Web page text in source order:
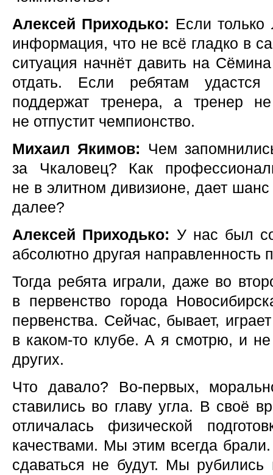
Алексей Приходько: Если только
информация, что не всё гладко в
ситуация начнёт давить на
отдать. Если ребятам
поддержат тренера, а тренер
не отпустит чемпионство.
Михаил Якимов: Чем
за Чкаловец? Как
не в элитном дивизионе, дает шанс
далее?
Алексей Приходько: У нас был
абсолютно другая направленность
Тогда ребята играли, даже во
в первенство города
первенства. Сейчас, бывает,
в каком-то клубе. А я смотрю, и
других.
Что давало? Во-первых,
ставились во главу угла. В своё
отличалась физической
качествами. Мы этим всегда
сдаваться не будут. Мы